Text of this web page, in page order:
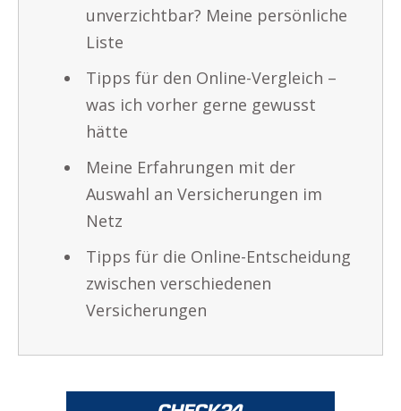
unverzichtbar? Meine persönliche
Liste
Tipps für den Online-Vergleich –
was ich vorher gerne gewusst
hätte
Meine Erfahrungen mit der
Auswahl an Versicherungen im
Netz
Tipps für die Online-Entscheidung
zwischen verschiedenen
Versicherungen